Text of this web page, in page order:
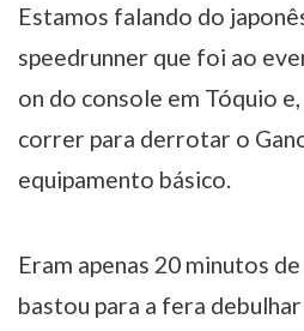
Estamos falando do
speedrunner que foi ao
on do console em Tóquio
correr para derrotar o
equipamento básico.
Eram apenas 20 minutos
bastou para a fera